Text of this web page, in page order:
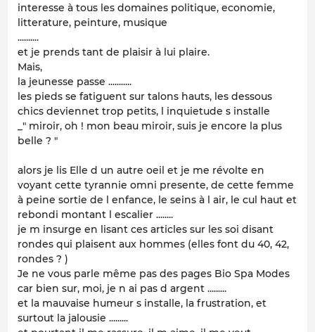
interesse à tous les domaines politique, economie,
litterature, peinture, musique
..........
et je prends tant de plaisir à lui plaire.
Mais,
la jeunesse passe ...........
les pieds se fatiguent sur talons hauts, les dessous
chics deviennet trop petits, l inquietude s installe
_" miroir, oh ! mon beau miroir, suis je encore la plus
belle ? "
alors je lis Elle d un autre oeil et je me révolte en
voyant cette tyrannie omni presente, de cette femme
à peine sortie de l enfance, le seins à l air, le cul haut et
rebondi montant l escalier ........
je m insurge en lisant ces articles sur les soi disant
rondes qui plaisent aux hommes (elles font du 40, 42,
rondes ? )
Je ne vous parle même pas des pages Bio Spa Modes
car bien sur, moi, je n ai pas d argent .........
et la mauvaise humeur s installe, la frustration, et
surtout la jalousie .........